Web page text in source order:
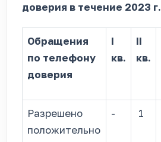
доверия в течение 2023 г.
Обращения
по телефону
доверия
I
кв.
II
кв.
Разрешено
положительно
- 1